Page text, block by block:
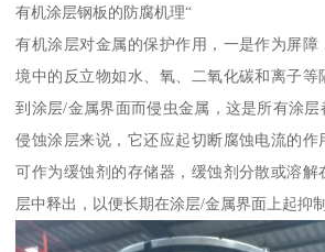
有机涂层钢板的防腐机理“
有机涂层对金属的保护作用，一是作为屏障
境中的反立物如水、氧、二氧化碳和离子等
到涂层/金属界面而侵虫金属，这是所有涂
侵蚀涂层来说，它还应起切断腐蚀电流的作
可作为缓蚀剂的存储器，缓蚀剂分散或溶解
层中释出，以便长期在涂层/金属界面上起抑